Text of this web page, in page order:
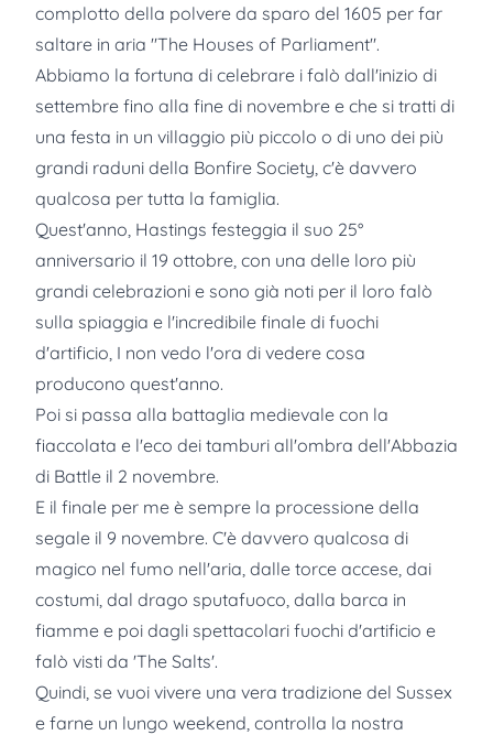
complotto della polvere da sparo del 1605 per far
saltare in aria "The Houses of Parliament".
Abbiamo la fortuna di celebrare i falò dall'inizio di
settembre fino alla fine di novembre e che si tratti di
una festa in un villaggio più piccolo o di uno dei più
grandi raduni della Bonfire Society, c'è davvero
qualcosa per tutta la famiglia.
Quest'anno, Hastings festeggia il suo 25°
anniversario il 19 ottobre, con una delle loro più
grandi celebrazioni e sono già noti per il loro falò
sulla spiaggia e l'incredibile finale di fuochi
d'artificio, I non vedo l'ora di vedere cosa
producono quest'anno.
Poi si passa alla battaglia medievale con la
fiaccolata e l'eco dei tamburi all'ombra dell'Abbazia
di Battle il 2 novembre.
E il finale per me è sempre la processione della
segale il 9 novembre. C'è davvero qualcosa di
magico nel fumo nell'aria, dalle torce accese, dai
costumi, dal drago sputafuoco, dalla barca in
fiamme e poi dagli spettacolari fuochi d'artificio e
falò visti da 'The Salts'.
Quindi, se vuoi vivere una vera tradizione del Sussex
e farne un lungo weekend, controlla la nostra